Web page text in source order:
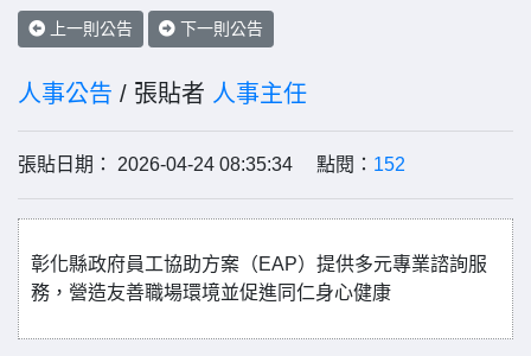
上一則公告 下一則公告
人事公告 / 張貼者 人事主任
張貼日期： 2026-04-24 08:35:34 點閱： 152
彰化縣政府員工協助方案（EAP）提供多元專業諮詢服
務，營造友善職場環境並促進同仁身心健康